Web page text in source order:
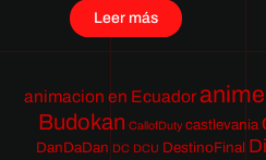
Leer más
animacion en Ecuador anime
Budokan CallofDuty castlevania
DanDaDan DC DCU DestinoFinal